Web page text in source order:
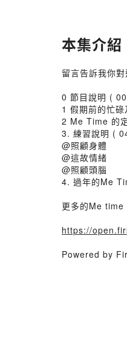
本集介紹
留言告訴我你對
0 節目說明 (
1 假期前的忙
2 Me Time 的
3. 練習說明 (
@照顧身體
@這故情緒
@照顧頭腦
4. 過年的Me
更多的Me time
https://
Powered by